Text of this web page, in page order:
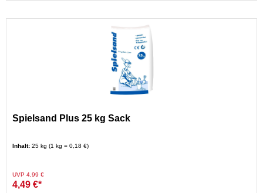
Spielsand Plus 25 kg Sack
Inhalt: 25 kg (1 kg = 0,18 €)
Preis reduziert von
UVP 4,99 €auf
4,49 €*